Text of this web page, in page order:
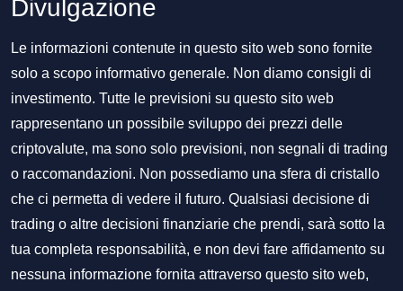
Divulgazione
Le informazioni contenute in questo sito web sono fornite
solo a scopo informativo generale. Non diamo consigli di
investimento. Tutte le previsioni su questo sito web
rappresentano un possibile sviluppo dei prezzi delle
criptovalute, ma sono solo previsioni, non segnali di trading
o raccomandazioni. Non possediamo una sfera di cristallo
che ci permetta di vedere il futuro. Qualsiasi decisione di
trading o altre decisioni finanziarie che prendi, sarà sotto la
tua completa responsabilità, e non devi fare affidamento su
nessuna informazione fornita attraverso questo sito web,